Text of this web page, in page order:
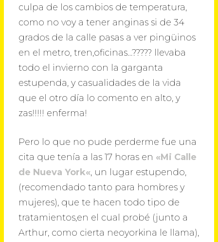
culpa de los cambios de temperatura,
como no voy a tener anginas si de 34
grados de la calle pasas a ver pingüinos
en el metro, tren,oficinas…????? llevaba
todo el invierno con la garganta
estupenda, y casualidades de la vida
que el otro día lo comento en alto, y
zas!!!!! enferma!
Pero lo que no pude perderme fue una
cita que tenía a las 17 horas en «Mi Calle
de Nueva York«, un lugar estupendo,
(recomendado tanto para hombres y
mujeres), que te hacen todo tipo de
tratamientos,en el cual probé (junto a
Arthur, como cierta neoyorkina le llama),